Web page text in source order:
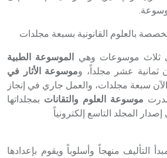
بالعلوم القانونية بسبعة مجلدات
ثلاث موسوعات وهي الموسوعة الطبية
ثمانية عشر مجلداً، وموسوعة الأثار في
سبعة مجلدات، والعمل جاري في إنجاز
موسوعة العلوم والتقانات بمجلداتها
المجلد التاسع إلكترونياً
التأليف منهجاً وأسلوباً ويقوم بإعدادها